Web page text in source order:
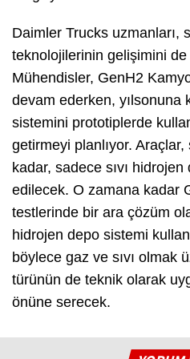
Daimler Trucks uzmanları,
teknolojilerinin gelişimini de
Mühendisler, GenH2
devam ederken, yılsonuna
sistemini prototiplerde
getirmeyi planlıyor.
kadar, sadece sıvı
edilecek. O zamana kadar
testlerinde bir ara çözüm
hidrojen depo sistemi
böylece gaz ve sıvı olmak
türünün de teknik olarak
önüne serecek.